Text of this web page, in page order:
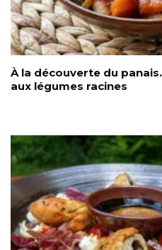
À la découverte du
aux légumes racines